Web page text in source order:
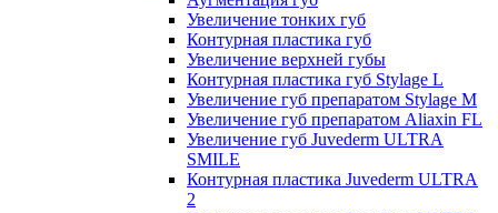
Увеличение тонких губ
Контурная пластика губ
Увеличение верхней губы
Контурная пластика губ Stylage L
Увеличение губ препаратом Stylage M
Увеличение губ препаратом Aliaxin FL
Увеличение губ Juvederm ULTRA
SMILE
Контурная пластика Juvederm ULTRA
2